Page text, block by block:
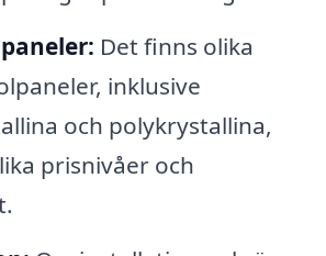
Det finns olika
inklusive
och polykrystallina,
prisnivåer och